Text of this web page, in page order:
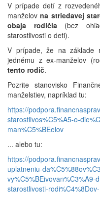
V prípade detí z
manželovna striedavej
obaja rodičia(bez
starostlivosti o deti).
V prípade, že na základe
jednému z ex-manželov
tento rodič.
Pozrite stanovisko
manželstiev, napríklad tu:
https://
starostlivos%C5%A5-o-
man%C5%BEelov
... alebo tu:
https://
uplatneniu-
starostlivosti-